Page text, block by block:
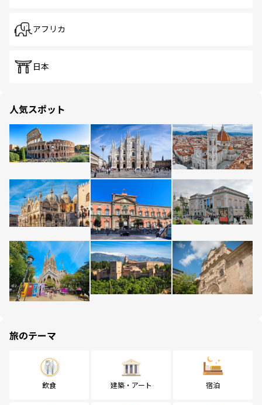
アフリカ
日本
人気スポット
旅のテーマ
飲食 建築・アート 宿泊